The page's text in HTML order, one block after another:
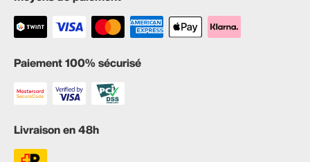
Paiement 100% sécurisé
Livraison en 48h